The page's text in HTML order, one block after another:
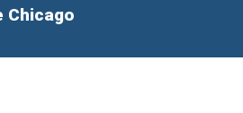
Chicago